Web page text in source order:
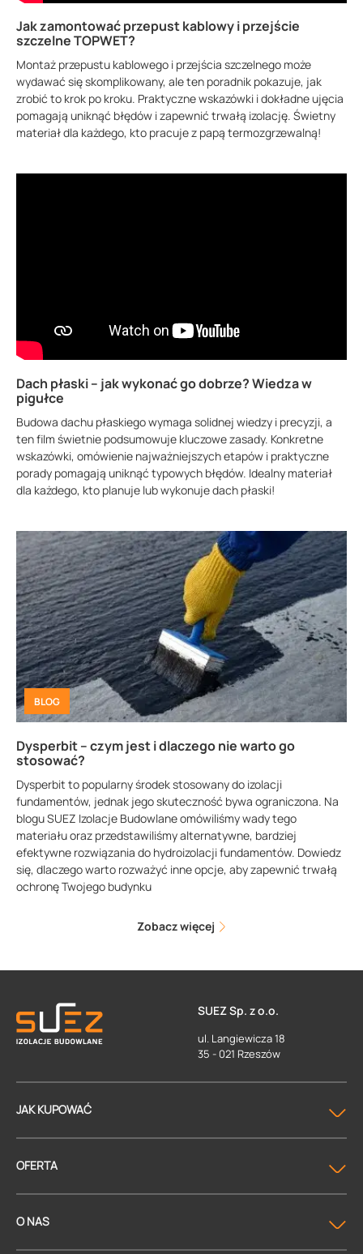
Jak zamontować przepust kablowy i przejście
szczelne TOPWET?
Montaż przepustu kablowego i przejścia szczelnego może
wydawać się skomplikowany, ale ten poradnik pokazuje, jak
zrobić to krok po kroku. Praktyczne wskazówki i dokładne ujęcia
pomagają uniknąć błędów i zapewnić trwałą izolację. Świetny
materiał dla każdego, kto pracuje z papą termozgrzewalną!
Dach płaski – jak wykonać go dobrze? Wiedza w
pigułce
Budowa dachu płaskiego wymaga solidnej wiedzy i precyzji, a
ten film świetnie podsumowuje kluczowe zasady. Konkretne
wskazówki, omówienie najważniejszych etapów i praktyczne
porady pomagają uniknąć typowych błędów. Idealny materiał
dla każdego, kto planuje lub wykonuje dach płaski!
BLOG
Dysperbit – czym jest i dlaczego nie warto go
stosować?
Dysperbit to popularny środek stosowany do izolacji
fundamentów, jednak jego skuteczność bywa ograniczona. Na
blogu SUEZ Izolacje Budowlane omówiliśmy wady tego
materiału oraz przedstawiliśmy alternatywne, bardziej
efektywne rozwiązania do hydroizolacji fundamentów. Dowiedz
się, dlaczego warto rozważyć inne opcje, aby zapewnić trwałą
ochronę Twojego budynku
Zobacz więcej
SUEZ Sp. z o.o.
ul. Langiewicza 18
35 - 021 Rzeszów
JAK KUPOWAĆ
OFERTA
O NAS